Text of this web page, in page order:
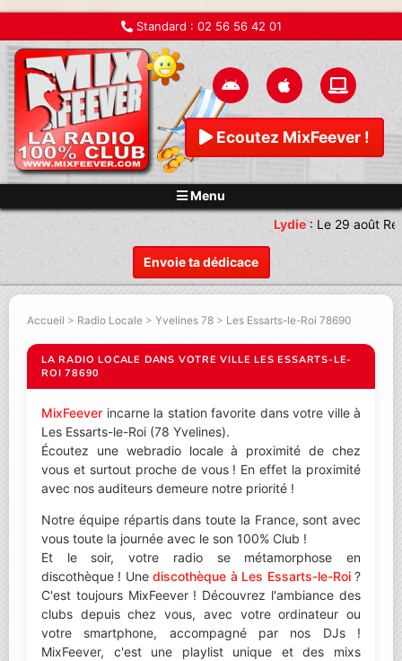
Standard : 02 56 56 42 01
Ecoutez MixFeever !
Menu
Envoie ta dédicace
Lydie:Le 29 août
Accueil > Radio Locale > Yvelines 78 > Les Essarts-le-Roi 78690
LA RADIO LOCALE DANS VOTRE VILLE LES ESSARTS-LE-
ROI 78690
MixFeever incarne la station favorite dans votre ville à
Les Essarts-le-Roi (78 Yvelines).
Écoutez une webradio locale à proximité de chez
vous et surtout proche de vous ! En effet la proximité
avec nos auditeurs demeure notre priorité !
Notre équipe répartis dans toute la France, sont avec
vous toute la journée avec le son 100% Club !
Et le soir, votre radio se métamorphose en
discothèque ! Unediscothèque à Les Essarts-le-Roi?
C'est toujours MixFeever ! Découvrez l'ambiance des
clubs depuis chez vous, avec votre ordinateur ou
votre smartphone, accompagné par nos DJs !
MixFeever, c'est une playlist unique et des mixs